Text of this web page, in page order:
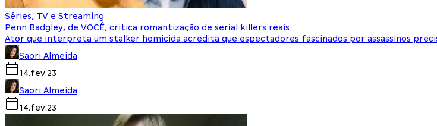
Séries, TV e Streaming
Penn Badgley, de VOCÊ, critica romantização de serial killers reais
Ator que interpreta um stalker homicida acredita que espectadores fascinados por assassinos
Saori Almeida
14.fev.23
Saori Almeida
14.fev.23